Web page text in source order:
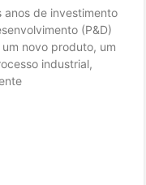
anos de investimento
(P&D)
novo produto, um
industrial,